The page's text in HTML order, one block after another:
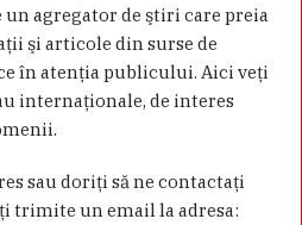
agregator de ştiri care preia
şi articole din surse de
în atenţia publicului. Aici veţi
internaţionale, de interes
sau doriţi să ne contactaţi
trimite un email la adresa: